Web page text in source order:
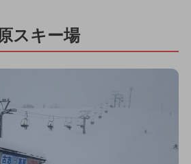
スキー場